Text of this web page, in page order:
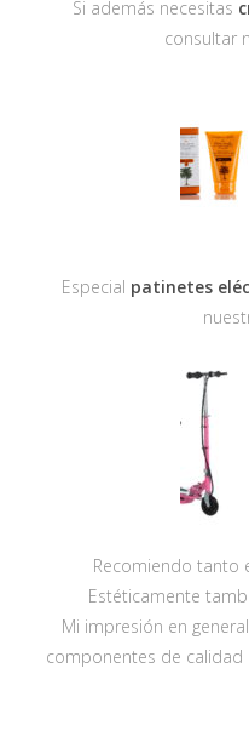
Si además necesitas
consultar
Especial patinetes
Recomiendo tanto
Estéticamente
Mi impresión en
componentes de